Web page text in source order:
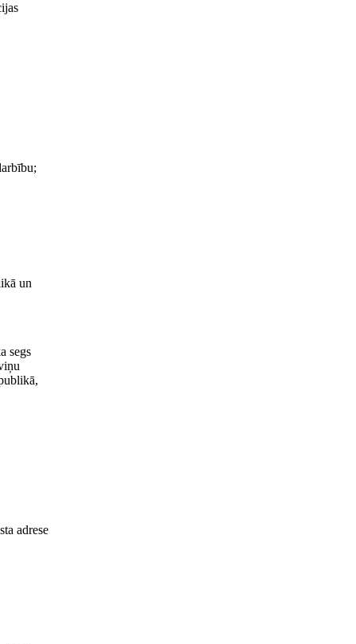
un
segs
adrese